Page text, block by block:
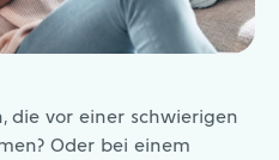
die vor einer schwierigen
Oder bei einem